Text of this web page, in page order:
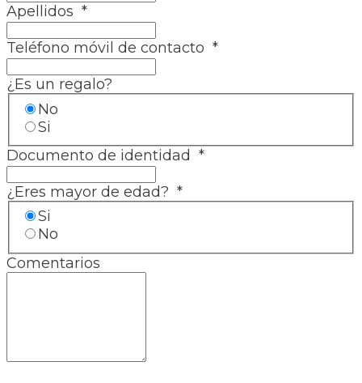
Apellidos *
Teléfono móvil de contacto *
¿Es un regalo?
No
Si
Documento de identidad *
¿Eres mayor de edad? *
Si
No
Comentarios